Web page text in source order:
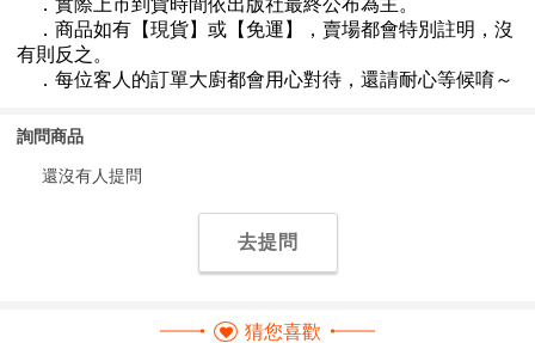
詢問商品
還沒有人提問
去提問
猜您喜歡